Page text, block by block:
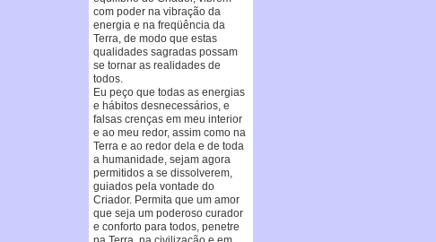
com poder na vibração da
energia e na freqüência da
Terra, de modo que estas
qualidades sagradas possam
se tornar as realidades de
todos.
Eu peço que todas as energias
e hábitos desnecessários, e
falsas crenças em meu interior
e ao meu redor, assim como na
Terra e ao redor dela e de toda
a humanidade, sejam agora
permitidos a se dissolverem,
guiados pela vontade do
Criador. Permita que um amor
que seja um poderoso curador
e conforto para todos, penetre